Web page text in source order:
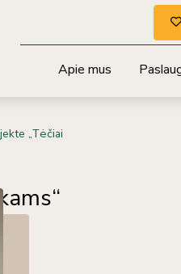
Apie mus
„Tėčiai